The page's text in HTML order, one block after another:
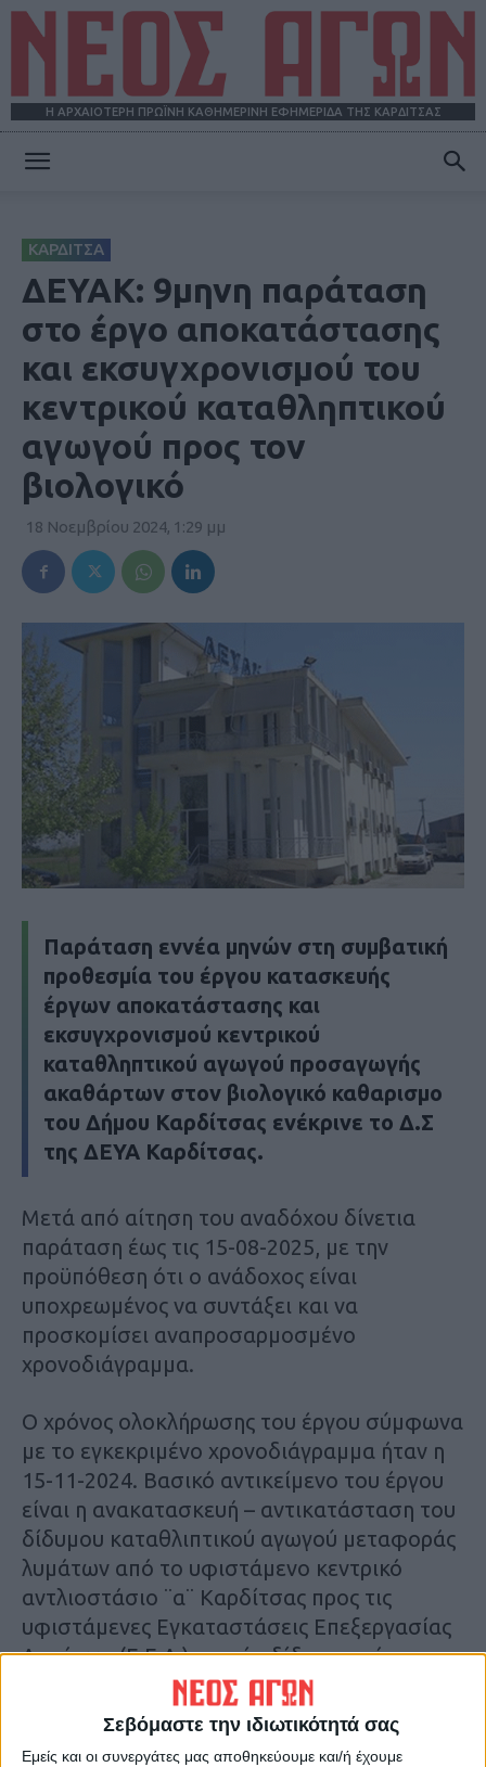
Σεβόμαστε την ιδιωτικότητά σας
Εμείς και οι συνεργάτες μας αποθηκεύουμε και/ή έχουμε
Η ΑΡΧΑΙΟΤΕΡΗ ΠΡΩΪΝΗ ΚΑΘΗΜΕΡΙΝΗ ΕΦΗΜΕΡΙΔΑ ΤΗΣ ΚΑΡΔΙΤΣΑΣ
ΚΑΡΔΙΤΣΑ
ΔΕΥΑΚ: 9μηνη παράταση
στο έργο αποκατάστασης
και εκσυγχρονισμού του
κεντρικού καταθληπτικού
αγωγού προς τον
βιολογικό
18 Νοεμβρίου 2024, 1:29 μμ
Παράταση εννέα μηνών στη συμβατική
προθεσμία του έργου κατασκευής
έργων αποκατάστασης και
εκσυγχρονισμού κεντρικού
καταθληπτικού αγωγού προσαγωγής
ακαθάρτων στον βιολογικό καθαρισμο
του Δήμου Καρδίτσας ενέκρινε το Δ.Σ
της ΔΕΥΑ Καρδίτσας.
Μετά από αίτηση του αναδόχου δίνετια
παράταση έως τις 15-08-2025, με την
προϋπόθεση ότι ο ανάδοχος είναι
υποχρεωμένος να συντάξει και να
προσκομίσει αναπροσαρμοσμένο
χρονοδιάγραμμα.
Ο χρόνος ολοκλήρωσης του έργου σύμφωνα
με το εγκεκριμένο χρονοδιάγραμμα ήταν η
15-11-2024. Βασικό αντικείμενο του έργου
είναι η ανακατασκευή – αντικατάσταση του
δίδυμου καταθλιπτικού αγωγού μεταφοράς
λυμάτων από το υφιστάμενο κεντρικό
αντλιοστάσιο ¨α¨ Καρδίτσας προς τις
υφιστάμενες Εγκαταστάσεις Επεξεργασίας
Λυμάτων (Ε.Ε.Λ.), με νέο δίδυμο από
σωλήνες ελατού χυτοσιδήρου (ductile iron)
ονομαστικής διαμέτρου DN600, σε συνολικό
μήκος αντικατάστασης 1.255,00μ.